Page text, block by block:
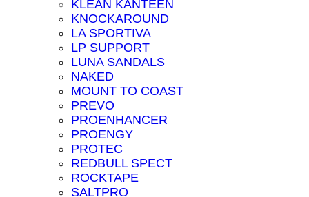
KLEAN KANTEEN
KNOCKAROUND
LA SPORTIVA
LP SUPPORT
LUNA SANDALS
NAKED
MOUNT TO COAST
PREVO
PROENHANCER
PROENGY
PROTEC
REDBULL SPECT
ROCKTAPE
SALTPRO